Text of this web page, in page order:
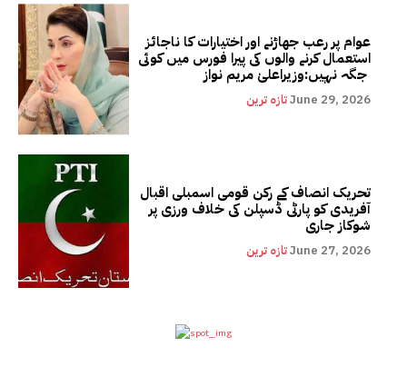
عوام پر رعب جھاڑنے اور اختیارات کا ناجائز
استعمال کرنے والوں کی پیرا فورس میں کوئی
تازہ ترینJune 29, 2026
تحریک انصاف کے رکن قومی اسمبلی اقبال
آفریدی کو پارٹی ڈسپلن کی خلاف ورزی پر
شوکاز جاری
تازہ ترینJune 27, 2026